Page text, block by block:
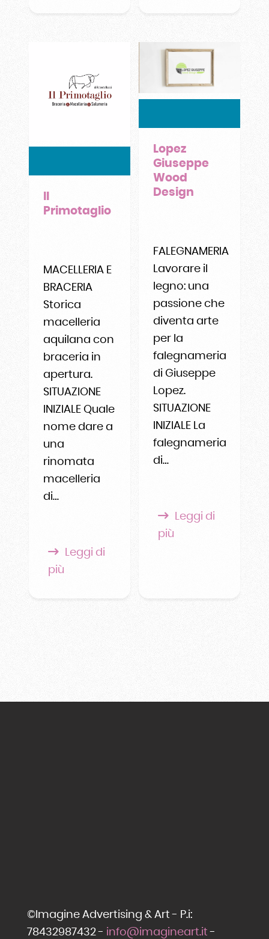
Primotaglio
MACELLERIA E
BRACERIA
Storica
macelleria
aquilana con
braceria in
apertura.
SITUAZIONE
INIZIALE Quale
nome dare a
una
rinomata
macelleria
di…
Leggi di
più
Lopez
Giuseppe
Wood
Design
FALEGNAMERIA
Lavorare il
legno: una
passione che
diventa arte
per la
falegnameria
di Giuseppe
Lopez.
SITUAZIONE
INIZIALE La
falegnameria
di…
Leggi di
più
©Imagine Advertising & Art - P.i:
78432987432 - info@imagineart.it -